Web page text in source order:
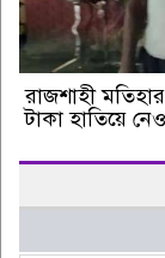
রাজশাহী
টাকা হাতিয়ে